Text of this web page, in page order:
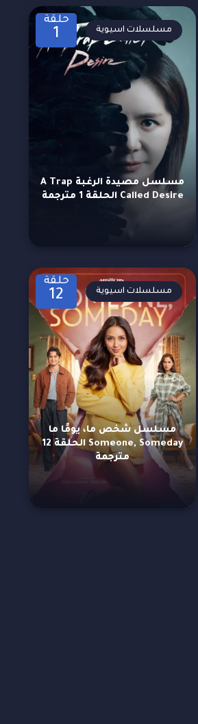
حلقة
1
مسلسل مصيدة الرغبة A Trap
Called Desire الحلقة 1 مترجمة
مسلسلات اسيوية
حلقة
12
مسلسل شخص ما، يومًا ما
Someone, Someday الحلقة 12
مترجمة
مسلسلات اسيوية